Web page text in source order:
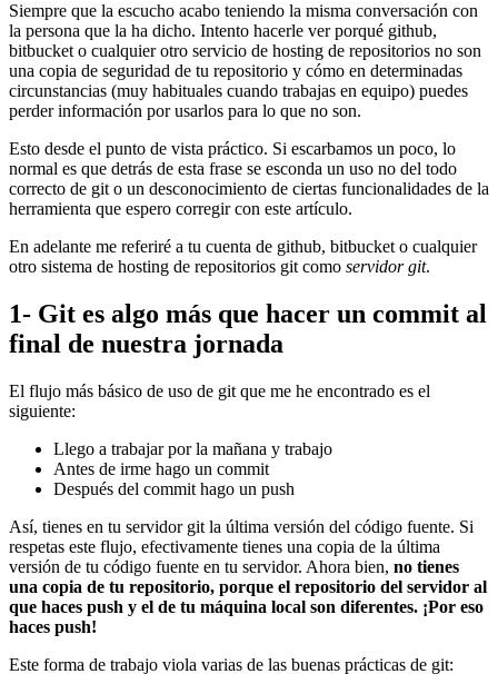
Siempre que la escucho acabo teniendo la misma conversación con
la persona que la ha dicho. Intento hacerle ver porqué github,
bitbucket o cualquier otro servicio de hosting de repositorios no son
una copia de seguridad de tu repositorio y cómo en determinadas
circunstancias (muy habituales cuando trabajas en equipo) puedes
perder información por usarlos para lo que no son.
Esto desde el punto de vista práctico. Si escarbamos un poco, lo
normal es que detrás de esta frase se esconda un uso no del todo
correcto de git o un desconocimiento de ciertas funcionalidades de la
herramienta que espero corregir con este artículo.
En adelante me referiré a tu cuenta de github, bitbucket o cualquier
otro sistema de hosting de repositorios git como servidor git.
1- Git es algo más que hacer un commit al
final de nuestra jornada
El flujo más básico de uso de git que me he encontrado es el
siguiente:
Llego a trabajar por la mañana y trabajo
Antes de irme hago un commit
Después del commit hago un push
Así, tienes en tu servidor git la última versión del código fuente. Si
respetas este flujo, efectivamente tienes una copia de la última
versión de tu código fuente en tu servidor. Ahora bien, no tienes
una copia de tu repositorio, porque el repositorio del servidor al
que haces push y el de tu máquina local son diferentes. ¡Por eso
haces push!
Este forma de trabajo viola varias de las buenas prácticas de git: